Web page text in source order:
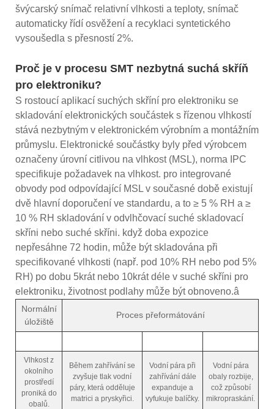
švýcarský snímač relativní vlhkosti a teploty, snímač
automaticky řídí osvěžení a recyklaci syntetického
vysoušedla s přesností 2%.
Proč je v procesu SMT nezbytná suchá skříň
pro elektroniku?
S rostoucí aplikací suchých skříní pro elektroniku se
skladování elektronických součástek s řízenou vlhkostí
stává nezbytným v elektronickém výrobním a montážním
průmyslu. Elektronické součástky byly před výrobcem
označeny úrovní citlivou na vlhkost (MSL), norma IPC
specifikuje požadavek na vlhkost. pro integrované
obvody pod odpovídající MSL v současné době existují
dvě hlavní doporučení ve standardu, a to ≥ 5 % RH a ≥
10 % RH skladování v odvlhčovací suché skladovací
skříni nebo suché skříni. když doba expozice
nepřesáhne 72 hodin, může být skladována při
specifikované vlhkosti (např. pod 10% RH nebo pod 5%
RH) po dobu 5krát nebo 10krát déle v suché skříni pro
elektroniku, životnost podlahy může být obnoveno.â
Normální
úložiště
Proces přeformátování
Vlhkost z
okolního
prostředí
proniká do
obalů.
Během zahřívání se
zvyšuje tlak vodní
páry, která odděluje
matrici a pryskyřici.
Vodní pára při
zahřívání dále
expanduje a
vyfukuje balíčky.
Vodní pára
obaly rozbije,
což způsobí
mikropraskání.